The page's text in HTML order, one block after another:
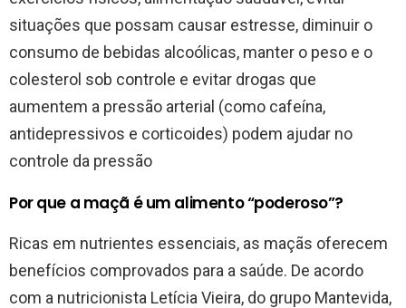
Por que a maçã é um alimento “poderoso”?
Ricas em nutrientes essenciais, as maçãs oferecem
benefícios comprovados para a saúde. De acordo
com a nutricionista Letícia Vieira, do grupo Mantevida,